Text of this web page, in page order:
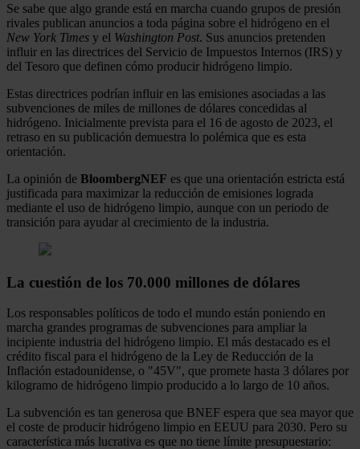
Se sabe que algo grande está en marcha cuando grupos de presión
rivales publican anuncios a toda página sobre el hidrógeno en el
New York Times y el Washington Post. Sus anuncios pretenden
influir en las directrices del Servicio de Impuestos Internos (IRS) y
del Tesoro que definen cómo producir hidrógeno limpio.
Estas directrices podrían influir en las emisiones asociadas a las
subvenciones de miles de millones de dólares concedidas al
hidrógeno. Inicialmente prevista para el 16 de agosto de 2023, el
retraso en su publicación demuestra lo polémica que es esta
orientación.
La opinión de BloombergNEF es que una orientación estricta está
justificada para maximizar la reducción de emisiones lograda
mediante el uso de hidrógeno limpio, aunque con un periodo de
transición para ayudar al crecimiento de la industria.
La cuestión de los 70.000 millones de dólares
Los responsables políticos de todo el mundo están poniendo en
marcha grandes programas de subvenciones para ampliar la
incipiente industria del hidrógeno limpio. El más destacado es el
crédito fiscal para el hidrógeno de la Ley de Reducción de la
Inflación estadounidense, o "45V", que promete hasta 3 dólares por
kilogramo de hidrógeno limpio producido a lo largo de 10 años.
La subvención es tan generosa que BNEF espera que sea mayor que
el coste de producir hidrógeno limpio en EEUU para 2030. Pero su
característica más lucrativa es que no tiene límite presupuestario: